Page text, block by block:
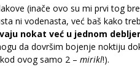
(inače ovo su mi prvi tog
ni vodenasta, već baš kako
nokat već u jednom
da dovršim bojenje noktiju
ovog samo 2 – mirikl!).